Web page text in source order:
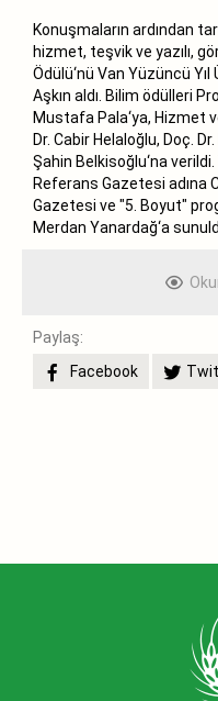
Konuşmaların ardından
hizmet, teşvik ve yazılı,
Ödülü‘nü Van Yüzüncü
Aşkın aldı. Bilim ödülleri
Mustafa Pala‘ya, Hizmet
Dr. Cabir Helaloğlu, Doç.
Şahin Belkisoğlu‘na verildi.
Referans Gazetesi adına
Gazetesi ve "5. Boyut"
Merdan Yanardağ‘a
Paylaş:
Facebook